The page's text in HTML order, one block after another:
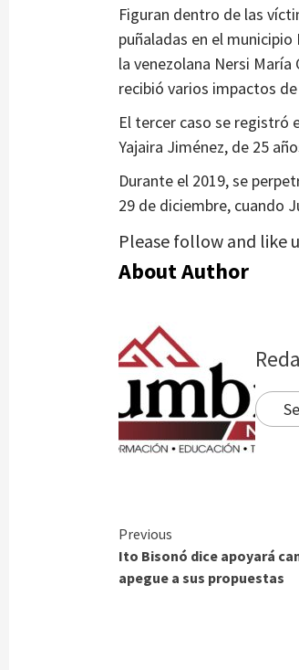
Figuran dentro de las
puñaladas en el municipio
la venezolana Nersi
recibió varios impactos
El tercer caso se registró
Yajaira Jiménez, de 25
Durante el 2019, se
29 de diciembre, cuando
Please follow and like
About Author
Continue
Reading
Previous
Ito Bisonó dice apoyará
apegue a sus propuestas